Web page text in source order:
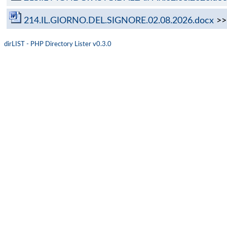
214.IL.GIORNO.DEL.SIGNORE.02.08.2026.docx >>
dirLIST - PHP Directory Lister v0.3.0